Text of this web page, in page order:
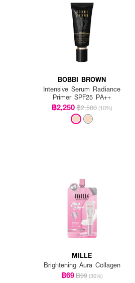
BOBBI BROWN
Intensive Serum Radiance
Primer SPF25 PA++
฿2,250฿2,500 (10%)
MILLE
Brightening Aura Collagen
฿69฿99 (30%)